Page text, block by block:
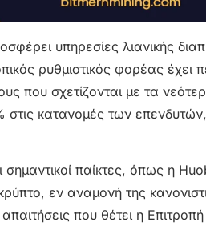
υπηρεσίες λιανικής
ρυθμιστικός φορέας έχει
που σχετίζονται με τα
κατανομές των
παίκτες, όπως η
εν αναμονή της
που θέτει η